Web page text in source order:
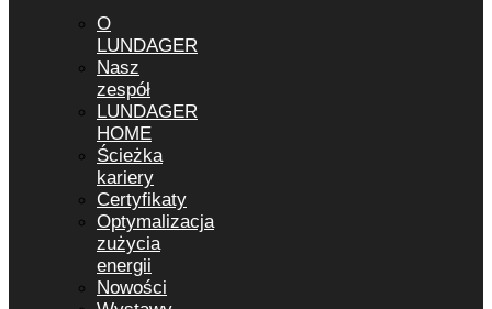
O
LUNDAGER
Nasz
zespół
LUNDAGER
HOME
Ścieżka
kariery
Certyfikaty
Optymalizacja
zużycia
energii
Nowości